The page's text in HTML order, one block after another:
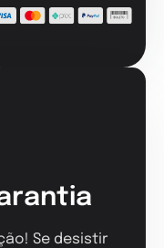
Se desistir